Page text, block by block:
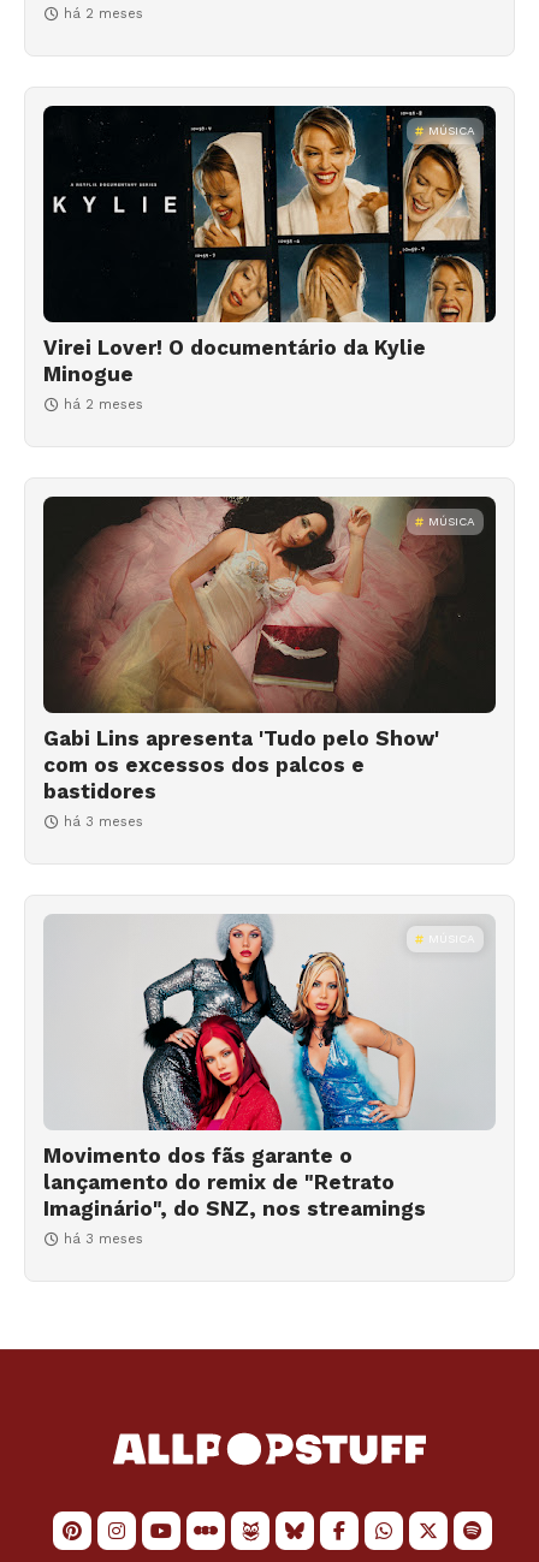
há 2 meses
MÚSICA
Virei Lover! O documentário da Kylie
Minogue
há 2 meses
MÚSICA
Gabi Lins apresenta 'Tudo pelo Show'
com os excessos dos palcos e
bastidores
há 3 meses
MÚSICA
Movimento dos fãs garante o
lançamento do remix de "Retrato
Imaginário", do SNZ, nos streamings
há 3 meses